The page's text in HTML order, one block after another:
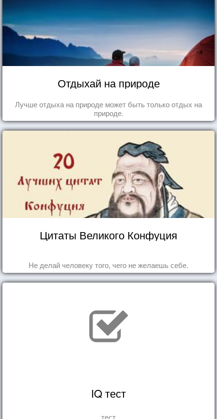
Отдыхай на природе
Лучше отдыха на природе может быть только отдых на
природе.
Цитаты Великого Конфуция
Не делай человеку того, чего не желаешь себе.
IQ тест
тест